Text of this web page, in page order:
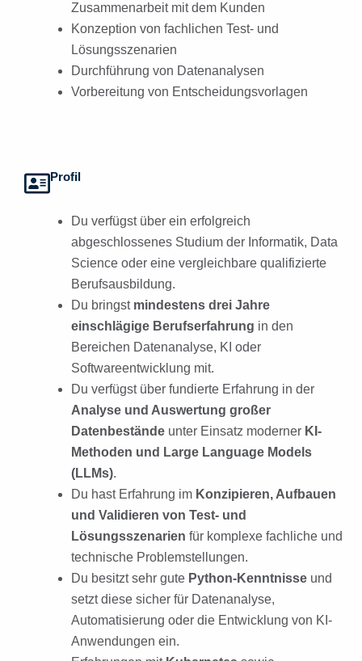
Zusammenarbeit mit dem Kunden
Konzeption von fachlichen Test- und
Lösungsszenarien
Durchführung von Datenanalysen
Vorbereitung von Entscheidungsvorlagen
Profil
Du verfügst über ein erfolgreich
abgeschlossenes Studium der Informatik, Data
Science oder eine vergleichbare qualifizierte
Berufsausbildung.
Du bringst mindestens drei Jahre
einschlägige Berufserfahrung in den
Bereichen Datenanalyse, KI oder
Softwareentwicklung mit.
Du verfügst über fundierte Erfahrung in der
Analyse und Auswertung großer
Datenbestände unter Einsatz moderner KI-
Methoden und Large Language Models
(LLMs).
Du hast Erfahrung im Konzipieren, Aufbauen
und Validieren von Test- und
Lösungsszenarien für komplexe fachliche und
technische Problemstellungen.
Du besitzt sehr gute Python-Kenntnisse und
setzt diese sicher für Datenanalyse,
Automatisierung oder die Entwicklung von KI-
Anwendungen ein.